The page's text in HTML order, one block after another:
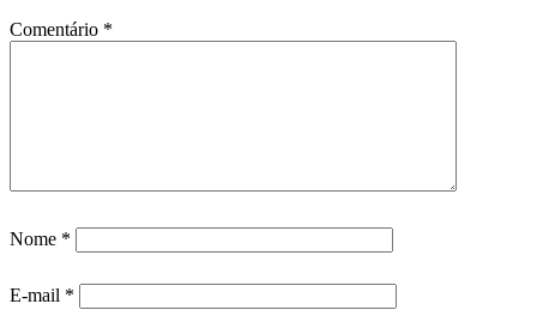
Comentário *
Nome *
E-mail *